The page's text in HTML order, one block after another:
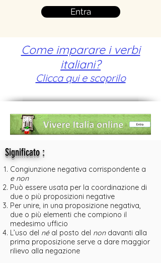
Entra
Come imparare i verbi
italiani?
Clicca qui e scoprilo
Significato:
Congiunzione negativa corrispondente a
e non
Può essere usata per la coordinazione di
due o più proposizioni negative
Per unire, in una proposizione negativa,
due o più elementi che compiono il
medesimo ufficio
L’uso del néal posto del nondavanti alla
prima proposizione serve a dare maggior
rilievo alla negazione